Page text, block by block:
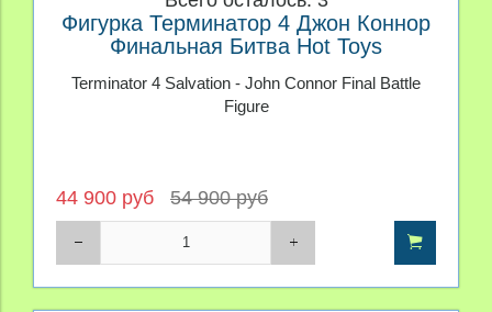
Фигурка Терминатор 4 Джон Коннор
Финальная Битва Hot Toys
Terminator 4 Salvation - John Connor Final Battle
Figure
44 900 руб 54 900 руб